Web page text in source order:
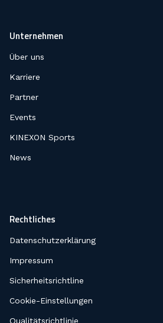
Unternehmen
Über uns
Karriere
Partner
Events
KINEXON Sports
News
Rechtliches
Datenschutzerklärung
Impressum
Sicherheitsrichtline
Cookie-Einstellungen
Qualitätsrichtlinie